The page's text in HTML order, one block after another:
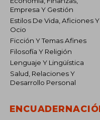
Empresa Y Gestión
Estilos De Vida, Aficiones Y
Ocio
Ficción Y Temas Afines
Filosofía Y Religión
Lenguaje Y Lingüística
Salud, Relaciones Y
Desarrollo Personal